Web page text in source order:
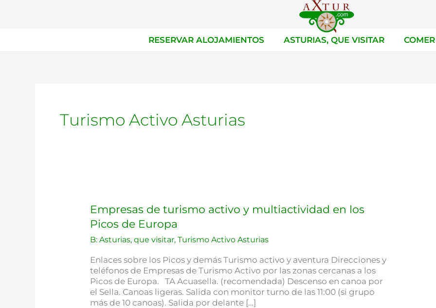
RESERVAR ALOJAMIENTOS
ASTURIAS, QUE VISITAR COMER
Turismo Activo Asturias
Empresas de turismo activo y multiactividad en los
Picos de Europa
B: Asturias, que visitar,Turismo Activo Asturias
Enlaces sobre los Picos y demás Turismo activo y aventura Direcciones y
teléfonos de Empresas de Turismo Activo por las zonas cercanas a los
Picos de Europa. TA Acuasella. (recomendada) Descenso en canoa por
el Sella. Canoas ligeras. Salida con monitor turno de las 11:00 (si grupo
más de 10 canoas). Salida por delante […]
Empresas
de
turismo
activo
multiactividad
en
los
Picos
de